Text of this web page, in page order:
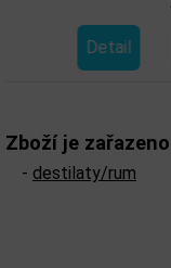
Zboží je
- destilaty/rum